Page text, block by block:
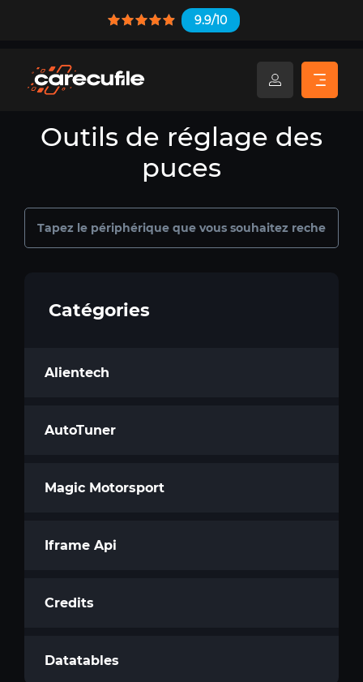
9.9/10
Outils de réglage des
puces
Catégories
Alientech
AutoTuner
Magic Motorsport
Iframe Api
Credits
Datatables